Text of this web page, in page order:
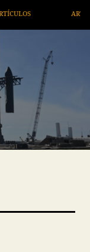
ARTE /